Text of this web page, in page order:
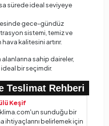
sürede ideal seviyeye
gece-gündüz
sistemi, temiz ve
kalitesini artırır.
alanlarına sahip daireler,
bir seçimdir.
Teslimat Rehberi
Keşif
sunduğu bir
ihtiyaçlarını belirlemek için